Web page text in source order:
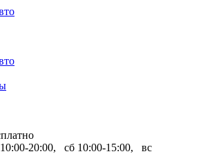
10:00-20:00, сб 10:00-15:00, вс